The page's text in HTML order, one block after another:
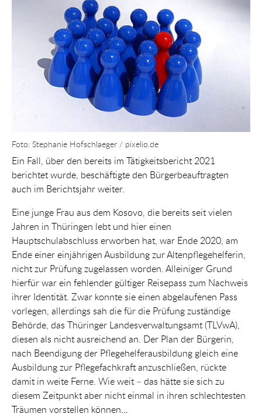
Foto: Stephanie Hofschlaeger / pixelio.de
Ein Fall, über den bereits im Tätigkeitsbericht 2021
berichtet wurde, beschäftigte den Bürgerbeauftragten
auch im Berichtsjahr weiter.
Eine junge Frau aus dem Kosovo, die bereits seit vielen
Jahren in Thüringen lebt und hier einen
Hauptschulabschluss erworben hat, war Ende 2020, am
Ende einer einjährigen Ausbildung zur Altenpflegehelferin,
nicht zur Prüfung zugelassen worden. Alleiniger Grund
hierfür war ein fehlender gültiger Reisepass zum Nachweis
ihrer Identität. Zwar konnte sie einen abgelaufenen Pass
vorlegen, allerdings sah die für die Prüfung zuständige
Behörde, das Thüringer Landesverwaltungsamt (TLVwA),
diesen als nicht ausreichend an. Der Plan der Bürgerin,
nach Beendigung der Pflegehelferausbildung gleich eine
Ausbildung zur Pflegefachkraft anzuschließen, rückte
damit in weite Ferne. Wie weit – das hätte sie sich zu
diesem Zeitpunkt aber nicht einmal in ihren schlechtesten
Träumen vorstellen können…